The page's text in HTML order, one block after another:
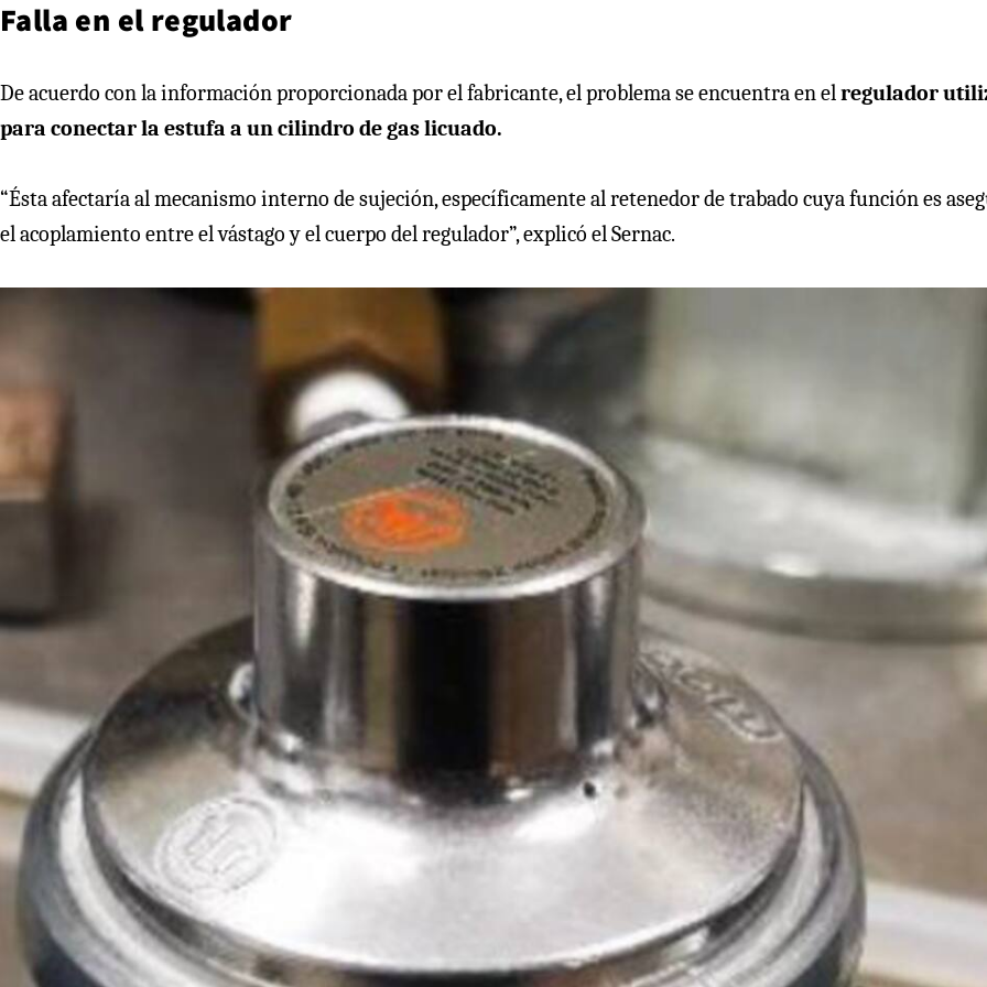
Falla en el regulador
De acuerdo con la información proporcionada por el fabricante, el problema se encuentra en elregulador
para conectar la estufa a un cilindro de gas licuado.
“Ésta afectaría al mecanismo interno de sujeción, específicamente al retenedor de trabado cuya función es
el acoplamiento entre el vástago y el cuerpo del regulador”, explicó el Sernac.